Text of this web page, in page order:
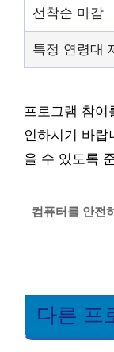
선착순 마감
특정 연령대
프로그램 참여
인하시기 바
을 수 있도록
컴퓨터를 안전
다른 프